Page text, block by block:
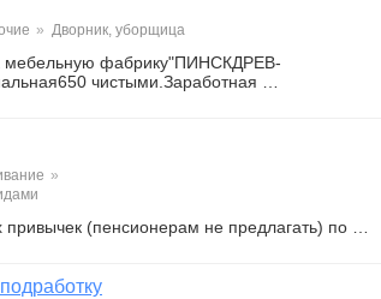
» Дворник, уборщица
мебельную фабрику"ПИНСКДРЕВ-
чистыми.Заработная …
»
(пенсионерам не предлагать) по …